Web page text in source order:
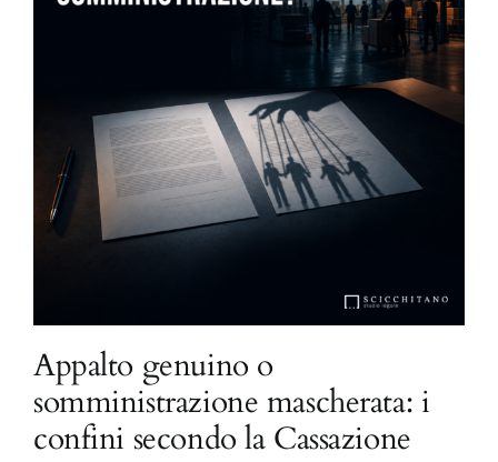
Appalto genuino o
somministrazione mascherata: i
confini secondo la Cassazione